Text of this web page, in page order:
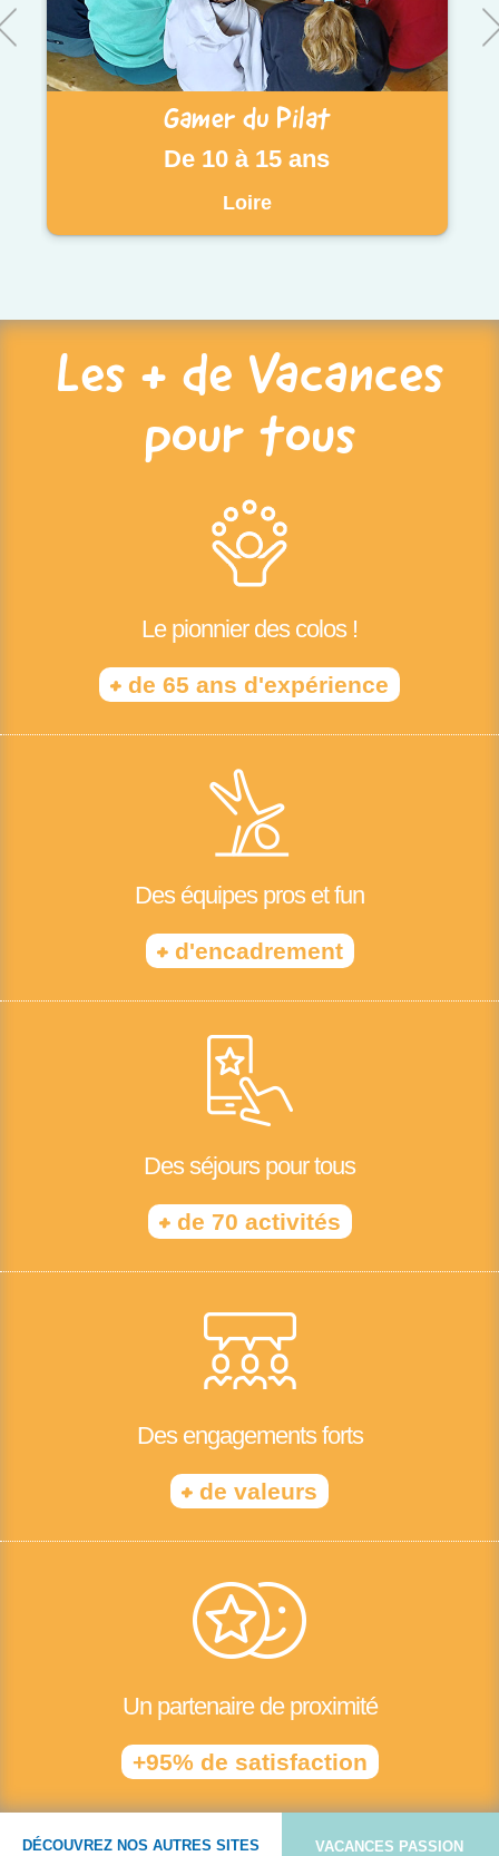
Gamer du Pilat
De 10 à 15 ans
Loire
Les + de Vacances
pour tous
Le pionnier des colos !
+ de 65 ans d'expérience
Des équipes pros et fun
+d'encadrement
Des séjours pour tous
+de 70 activités
Des engagements forts
+ de valeurs
Un partenaire de proximité
+95% de satisfaction
DÉCOUVREZ NOS AUTRES SITES VACANCES PASSION